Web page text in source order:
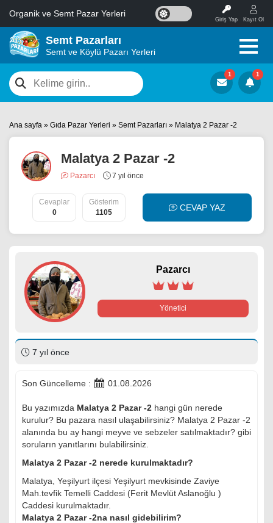
Organik ve Semt Pazar Yerleri
Giriş Yap Kayıt Ol
Semt Pazarları
Semt ve Köylü Pazarı Yerleri
Ana sayfa » Gıda Pazar Yerleri » Semt Pazarları » Malatya 2 Pazar -2
Malatya 2 Pazar -2
Pazarcı 7 yıl önce
Cevaplar
0
Gösterim
1105
CEVAP YAZ
Pazarcı
Yönetici
7 yıl önce
Son Güncelleme : 01.08.2026
Bu yazımızda Malatya 2 Pazar -2 hangi gün nerede
kurulur? Bu pazara nasıl ulaşabilirsiniz? Malatya 2 Pazar -2
alanında bu ay hangi meyve ve sebzeler satılmaktadır? gibi
soruların yanıtlarını bulabilirsiniz.
Malatya 2 Pazar -2 nerede kurulmaktadır?
Malatya, Yeşilyurt ilçesi Yeşilyurt mevkisinde Zaviye
Mah.tevfik Temelli Caddesi (Ferit Mevlüt Aslanoğlu )
Caddesi kurulmaktadır.
Malatya 2 Pazar -2na nasıl gidebilirim?